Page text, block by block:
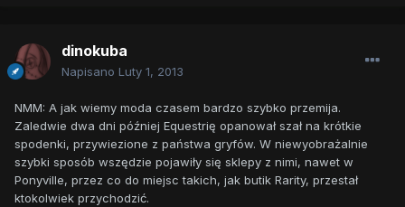
dinokuba
Napisano Luty 1, 2013
NMM: A jak wiemy moda czasem bardzo szybko przemija.
Zaledwie dwa dni później Equestrię opanował szał na krótkie
spodenki, przywiezione z państwa gryfów. W niewyobrażalnie
szybki sposób wszędzie pojawiły się sklepy z nimi, nawet w
Ponyville, przez co do miejsc takich, jak butik Rarity, przestał
ktokolwiek przychodzić.